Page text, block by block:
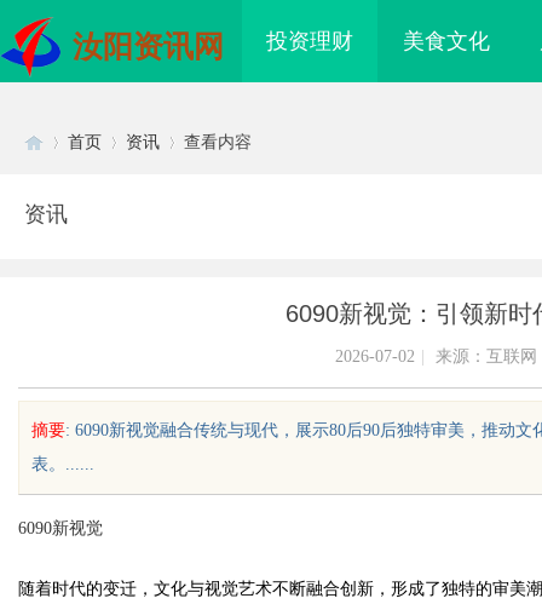
汝阳资讯网 投资理财 美食文化
首页 资讯 查看内容
资讯
6090新视觉：引领新
2026-07-02 来源：互联网
摘要: 6090新视觉融合传统与现代，展示80后90后独特审美，推动
表。......
6090新视觉
随着时代的变迁，文化与视觉艺术不断融合创新，形成了独特的审美
看电影的多种途径